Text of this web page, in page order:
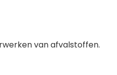
van afvalstoffen.